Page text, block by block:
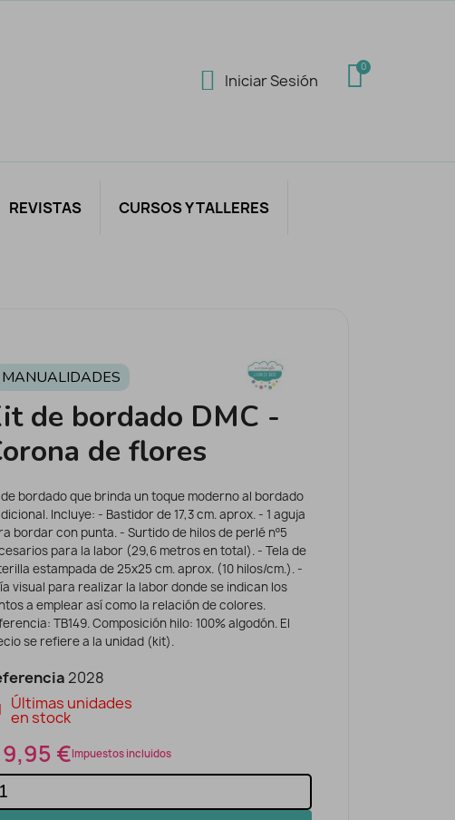
Iniciar Sesión
REVISTAS CURSOS Y TALLERES
MANUALIDADES
de bordado DMC -
de flores
de bordado que brinda un toque moderno al bordado
Incluye: - Bastidor de 17,3 cm. aprox. - 1 aguja
bordar con punta. - Surtido de hilos de perlé nº5
para la labor (29,6 metros en total). - Tela de
estampada de 25x25 cm. aprox. (10 hilos/cm.). -
visual para realizar la labor donde se indican los
a emplear así como la relación de colores.
TB149. Composición hilo: 100% algodón. El
se refiere a la unidad (kit).
2028
Últimas unidades
en stock
€Impuestos incluidos